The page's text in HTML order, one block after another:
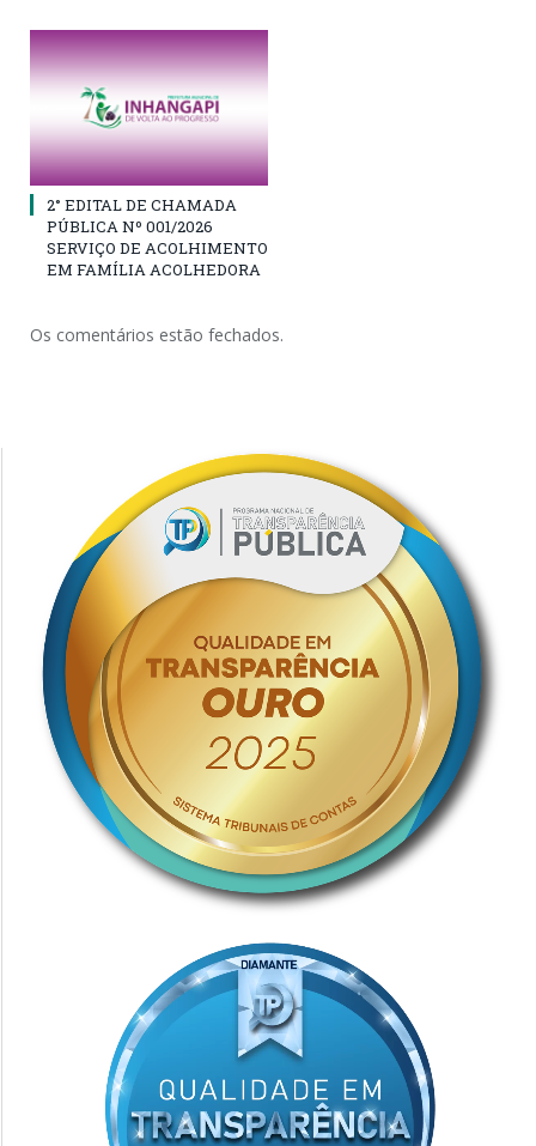
2° EDITAL DE CHAMADA
PÚBLICA Nº 001/2026
SERVIÇO DE ACOLHIMENTO
EM FAMÍLIA ACOLHEDORA
Os comentários estão fechados.